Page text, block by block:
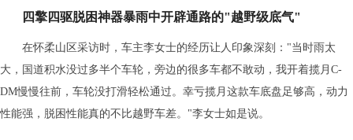
四擎四驱脱困神器暴雨中开辟通路的"越野级底气"
在怀柔山区采访时，车主李女士的经历让人印象深刻："当时雨太
大，国道积水没过多半个车轮，旁边的很多车都不敢动，我开着揽月C-
DM慢慢往前，车轮没打滑轻松通过。幸亏揽月这款车底盘足够高，动力
性能强，脱困性能真的不比越野车差。"李女士如是说。